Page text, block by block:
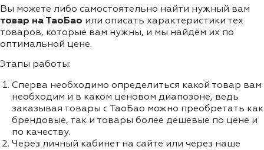
Вы можете либо самостоятельно найти нужный вам
товар на ТаоБао или описать характеристики тех
товаров, которые вам нужны, и мы найдём их по
оптимальной цене.
Этапы работы:
Сперва необходимо определиться какой товар вам
необходим и в каком ценовом диапозоне, ведь
заказывая товары с ТаоБао можно преобретать как
брендовые, так и товары более дешевые по цене и
по качеству.
Через личный кабинет на сайте или через наше